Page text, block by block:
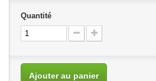
Quantité
Ajouter au panier